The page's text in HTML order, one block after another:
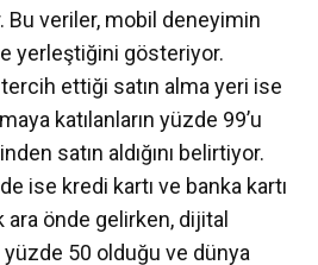
Bu veriler, mobil deneyimin
yerleştiğini gösteriyor.
ettiği satın alma yeri ise
katılanların yüzde 99’u
satın aldığını belirtiyor.
ise kredi kartı ve banka kartı
ara önde gelirken, dijital
yüzde 50 olduğu ve dünya